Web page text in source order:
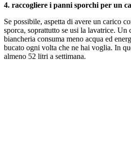
4. raccogliere i panni sporchi per un
Se possibile, aspetta di avere un carico
sporca, soprattutto se usi la lavatrice. Un
biancheria consuma meno acqua ed
bucato ogni volta che ne hai voglia. In
almeno 52 litri a settimana.